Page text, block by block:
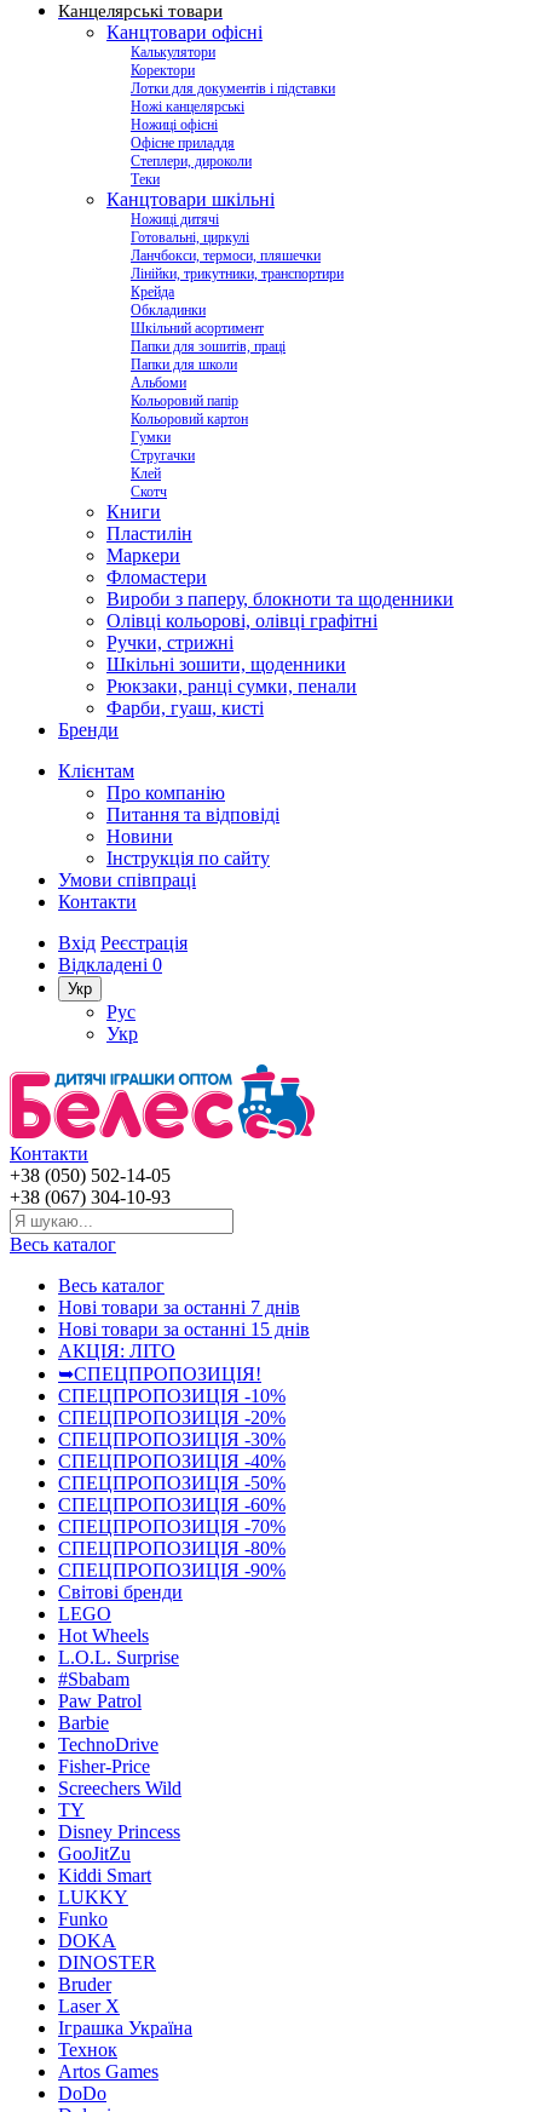
Канцелярські товари
Канцтовари офісні
Калькулятори
Коректори
Лотки для документів і підставки
Ножі канцелярські
Ножиці офісні
Офісне приладдя
Степлери, дироколи
Теки
Канцтовари шкільні
Ножиці дитячі
Готовальні, циркулі
Ланчбокси, термоси, пляшечки
Лінійки, трикутники, транспортири
Крейда
Обкладинки
Шкільний асортимент
Папки для зошитів, праці
Папки для школи
Альбоми
Кольоровий папір
Кольоровий картон
Гумки
Стругачки
Клей
Скотч
Книги
Пластилін
Маркери
Фломастери
Вироби з паперу, блокноти та щоденники
Олівці кольорові, олівці графітні
Ручки, стрижні
Шкільні зошити, щоденники
Рюкзаки, ранці сумки, пенали
Фарби, гуаш, кисті
Бренди
Клієнтам
Про компанію
Питання та відповіді
Новини
Інструкція по сайту
Умови співпраці
Контакти
Вхід Реєстрація
Відкладені 0
Укр
Рус
Укр
Контакти
+38 (050) 502-14-05
+38 (067) 304-10-93
Весь каталог
Весь каталог
Нові товари за останнi 7 днiв
Нові товари за останнi 15 днiв
АКЦІЯ: ЛІТО
➥СПЕЦПРОПОЗИЦІЯ!
СПЕЦПРОПОЗИЦІЯ -10%
СПЕЦПРОПОЗИЦІЯ -20%
СПЕЦПРОПОЗИЦІЯ -30%
СПЕЦПРОПОЗИЦІЯ -40%
СПЕЦПРОПОЗИЦІЯ -50%
СПЕЦПРОПОЗИЦІЯ -60%
СПЕЦПРОПОЗИЦІЯ -70%
СПЕЦПРОПОЗИЦІЯ -80%
СПЕЦПРОПОЗИЦІЯ -90%
Світові бренди
LEGO
Hot Wheels
L.O.L. Surprise
#Sbabam
Paw Patrol
Barbie
TechnoDrive
Fisher-Price
Screechers Wild
TY
Disney Princess
GooJitZu
Kiddi Smart
LUKKY
Funko
DOKA
DINOSTER
Bruder
Laser X
Іграшка Україна
Технок
Artos Games
DoDo